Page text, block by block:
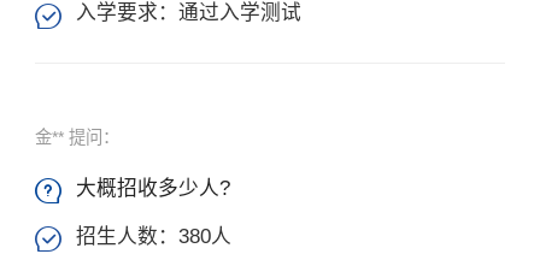
 入学要求：通过入学测试
金** 提问：
 大概招收多少人?
 招生人数：380人